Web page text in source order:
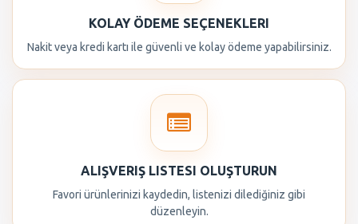
KOLAY ÖDEME SEÇENEKLERI
Nakit veya kredi kartı ile güvenli ve kolay ödeme yapabilirsiniz.
ALIŞVERIŞ LISTESI OLUŞTURUN
Favori ürünlerinizi kaydedin, listenizi dilediğiniz gibi
düzenleyin.